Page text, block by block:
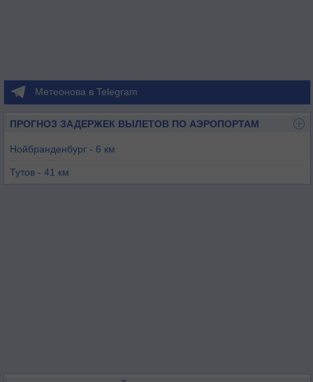
Метеонова в Telegram
ПРОГНОЗ ЗАДЕРЖЕК ВЫЛЕТОВ ПО АЭРОПОРТАМ
Нойбранденбург - 6 км
Тутов - 41 км